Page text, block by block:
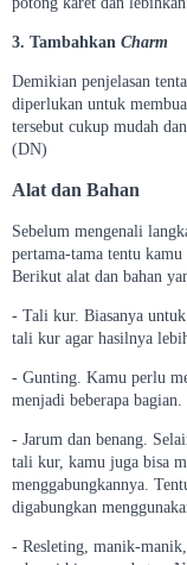
3. Tambahkan Charm
Demikian penjelasan
diperlukan untuk
tersebut cukup mudah
(DN)
Alat dan Bahan
Sebelum mengenali
pertama-tama tentu
Berikut alat dan bahan
- Tali kur. Biasanya
tali kur agar hasilnya
- Gunting. Kamu perlu
menjadi beberapa bagian.
- Jarum dan benang.
tali kur, kamu juga bisa
menggabungkannya.
digabungkan
- Resleting, manik-